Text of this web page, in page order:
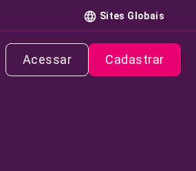
Sites Globais
Acessar Cadastrar